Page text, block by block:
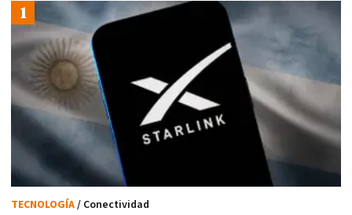
TECNOLOGÍA/ Conectividad